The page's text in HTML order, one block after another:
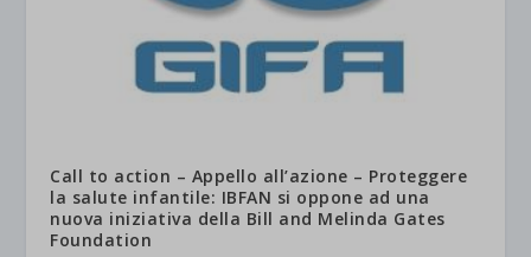
Call to action – Appello all’azione – Proteggere
la salute infantile: IBFAN si oppone ad una
nuova iniziativa della Bill and Melinda Gates
Foundation